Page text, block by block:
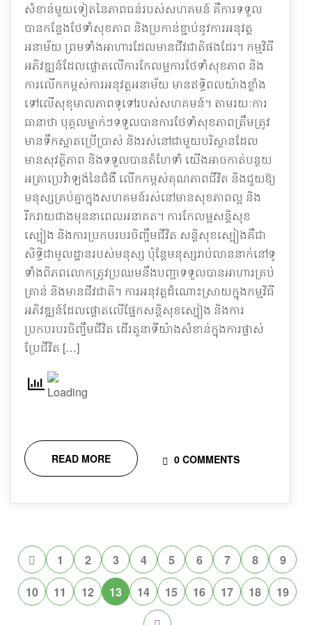
សំខាន់មួយទៀតនៃភាពធន់របស់សហគមន៍ គឺការទទួល
បានកន្លែងថែទាំសុខភាព និងប្រកាន់ខ្ជាប់នូវការអនុវត្ត
អនាម័យ ព្រមទាំងអាហារដែលមានជីវជាតិផងដែរ។ កម្មវិធី
អភិវឌ្ឍន៍ដែលផ្តោតលើការកែលម្អការថែទាំសុខភាព និង
ការលើកកម្ពស់ការអនុវត្តអនាម័យ មានឥទ្ធិពលយ៉ាងខ្លាំង
ទៅលើសុខុមាលភាពទូទៅរបស់សហគមន៍។ តាមរយៈការ
ធានាថា បុគ្គលម្នាក់ៗទទួលបានការថែទាំសុខភាពត្រឹមត្រូវ
មានទឹកស្អាតប្រើប្រាស់ និងរស់នៅជាមួយបរិស្ថានដែល
មានសុវត្ថិភាព និងទទួលបានតំហែទាំ យើងអាចកាត់បន្ថយ
អត្រាប្រេវ៉ាឡង់នៃជំងឺ លើកកម្ពស់គុណភាពជីវិត និងជួយឱ្យ
មនុស្សគ្រប់គ្នាក្នុងសហគមន៍រស់នៅមានសុខភាពល្អ និង
រីករាយជាងមុននាពេលអនាគត។ ការកែលម្អសន្តិសុខ
ស្បៀង និងការប្រកបរបរចិញ្ចឹមជីវិត សន្តិសុខស្បៀងគឺជា
សិទ្ធិជាមូលដ្ឋានរបស់មនុស្ស ប៉ុន្តែមនុស្សរាប់លាននាក់នៅទូ
ទាំងពិភពលោកត្រូវប្រឈមនឹងបញ្ហាទទួលបានអាហារគ្រប់
គ្រាន់ និងមានជីវជាតិ។ ការអនុវត្តដំណោះស្រាយក្នុងកម្មវិធី
អភិវឌ្ឍន៍ដែលផ្តោតលើផ្នែកសន្តិសុខស្បៀង និងការ
ប្រកបរបរចិញ្ចឹមជីវិត ដើរតួនាទីយ៉ាងសំខាន់ក្នុងការផ្លាស់
ប្រែជីវិត […]
READ MORE 0 COMMENTS
1 2 3 4 5 6 7 8
9
10
11 12 13 14 15 16 17 18 19